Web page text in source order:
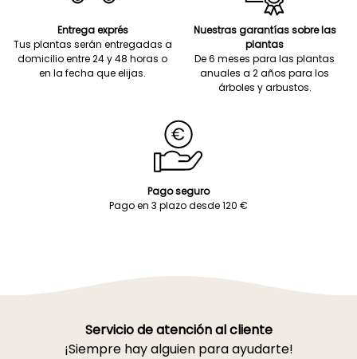
Entrega exprés
Tus plantas serán entregadas a
domicilio entre 24 y 48 horas o
en la fecha que elijas.
Nuestras garantías sobre las
plantas
De 6 meses para las plantas
anuales a 2 años para los
árboles y arbustos.
Pago seguro
Pago en 3 plazo desde 120 €
Servicio de atención al cliente
¡Siempre hay alguien para ayudarte!